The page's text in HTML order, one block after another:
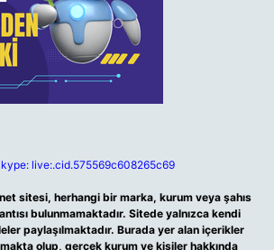
live:.cid.575569c608265c69
sitesi, herhangi bir marka, kurum veya şahıs
bulunmamaktadır. Sitede yalnızca kendi
paylaşılmaktadır. Burada yer alan içerikler
olup, gerçek kurum ve kişiler hakkında